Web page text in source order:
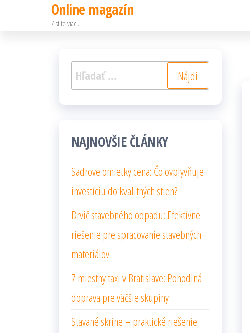
Online magazín
Zistite viac…
Hľadať:
NAJNOVŠIE ČLÁNKY
Sadrove omietky cena: Čo ovplyvňuje
investíciu do kvalitných stien?
Drvič stavebného odpadu: Efektívne
riešenie pre spracovanie stavebných
materiálov
7 miestny taxi v Bratislave: Pohodlná
doprava pre väčšie skupiny
Stavané skrine – praktické riešenie